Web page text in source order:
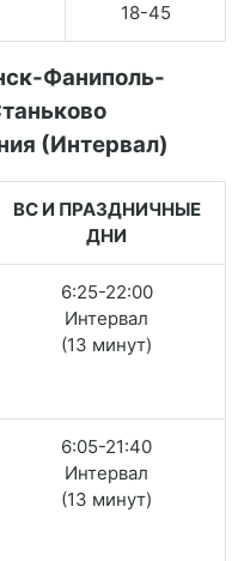
18-45
Фаниполь-
(Интервал)
ВС И ПРАЗДНИЧНЫЕ
ДНИ
6:25-22:00
Интервал
(13 минут)
6:05-21:40
Интервал
(13 минут)